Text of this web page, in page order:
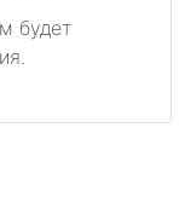
будет